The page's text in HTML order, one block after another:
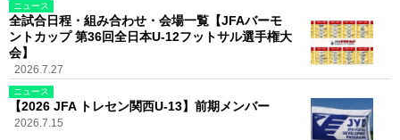
ニュース
全試合日程・組み合わせ・会場一覧【JFAバーモ
ントカップ 第36回全日本U-12フットサル選手権大
会】
2026.7.27
ニュース
【2026 JFA トレセン関西U-13】前期メンバー
2026.7.15